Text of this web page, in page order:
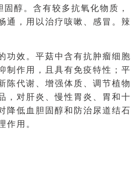
醇。含有较多抗氧化物质，
通，用以治疗咳嗽、感冒。辣
功效。平菇中含有抗肿瘤细胞
制作用，且具有免疫特性；平
陈代谢、增强体质、调节植物
，对肝炎、慢性胃炎、胃和十
降低血胆固醇和防治尿道结石
作用。